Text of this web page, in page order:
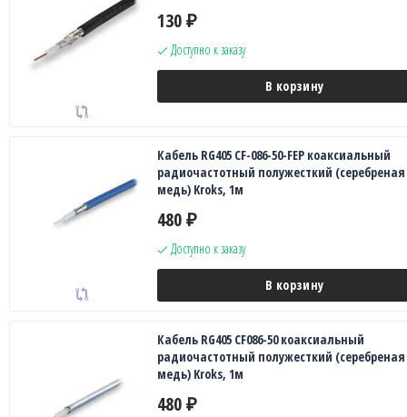
130 ₽
Доступно к заказу
В корзину
Кабель RG405 CF-086-50-FEP коаксиальный
радиочастотный полужесткий (серебреная
медь) Kroks, 1м
480 ₽
Доступно к заказу
В корзину
Кабель RG405 CF086-50 коаксиальный
радиочастотный полужесткий (серебреная
медь) Kroks, 1м
480 ₽